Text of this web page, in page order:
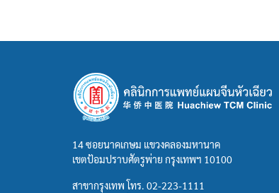
14 ซอยนาคเกษม แขวงคลองมหานาค
เขตป้อมปราบศัตรูพ่าย กรุงเทพฯ 10100
สาขากรุงเทพ โทร. 02-223-1111